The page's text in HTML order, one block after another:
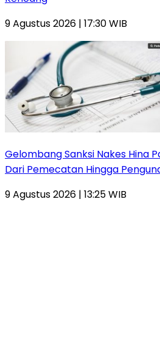
9 Agustus 2026 | 17:30 WIB
Gelombang Sanksi Nakes Hina
Dari Pemecatan Hingga
9 Agustus 2026 | 13:25 WIB